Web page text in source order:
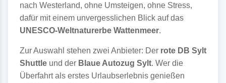
nach Westerland, ohne Umsteigen, ohne Stress,
dafür mit einem unvergesslichen Blick auf das
UNESCO-Weltnaturerbe Wattenmeer.
Zur Auswahl stehen zwei Anbieter: Der rote DB Sylt
Shuttleund der Blaue Autozug Sylt. Wer die
Überfahrt als erstes Urlaubserlebnis genießen